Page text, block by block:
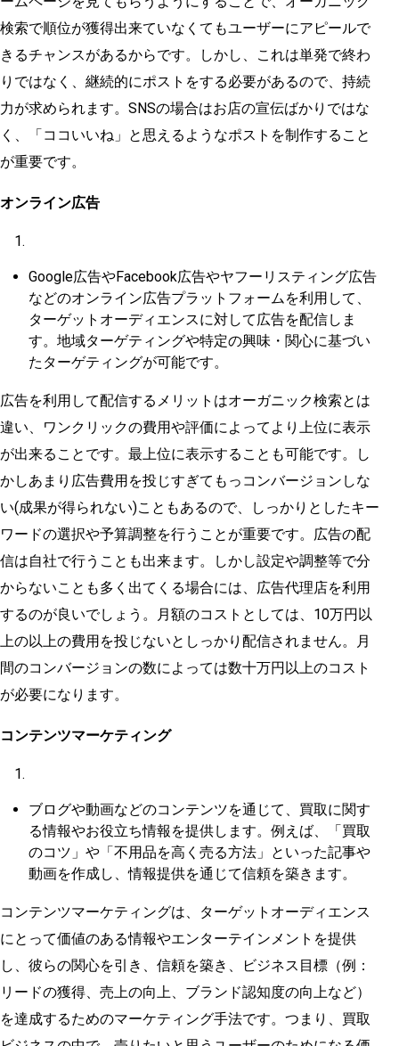
検索で順位が獲得出来ていなくてもユーザーにアピールで
きるチャンスがあるからです。しかし、これは単発で終わ
りではなく、継続的にポストをする必要があるので、持続
力が求められます。SNSの場合はお店の宣伝ばかりではな
く、「ココいいね」と思えるようなポストを制作すること
が重要です。
オンライン広告
Google広告やFacebook広告やヤフーリスティング広告
などのオンライン広告プラットフォームを利用して、
ターゲットオーディエンスに対して広告を配信しま
す。地域ターゲティングや特定の興味・関心に基づい
たターゲティングが可能です。
広告を利用して配信するメリットはオーガニック検索とは
違い、ワンクリックの費用や評価によってより上位に表示
が出来ることです。最上位に表示することも可能です。し
かしあまり広告費用を投じすぎてもっコンバージョンしな
い(成果が得られない)こともあるので、しっかりとしたキー
ワードの選択や予算調整を行うことが重要です。広告の配
信は自社で行うことも出来ます。しかし設定や調整等で分
からないことも多く出てくる場合には、広告代理店を利用
するのが良いでしょう。月額のコストとしては、10万円以
上の以上の費用を投じないとしっかり配信されません。月
間のコンバージョンの数によっては数十万円以上のコスト
が必要になります。
コンテンツマーケティング
ブログや動画などのコンテンツを通じて、買取に関す
る情報やお役立ち情報を提供します。例えば、「買取
のコツ」や「不用品を高く売る方法」といった記事や
動画を作成し、情報提供を通じて信頼を築きます。
コンテンツマーケティングは、ターゲットオーディエンス
にとって価値のある情報やエンターテインメントを提供
し、彼らの関心を引き、信頼を築き、ビジネス目標（例：
リードの獲得、売上の向上、ブランド認知度の向上など）
を達成するためのマーケティング手法です。つまり、買取